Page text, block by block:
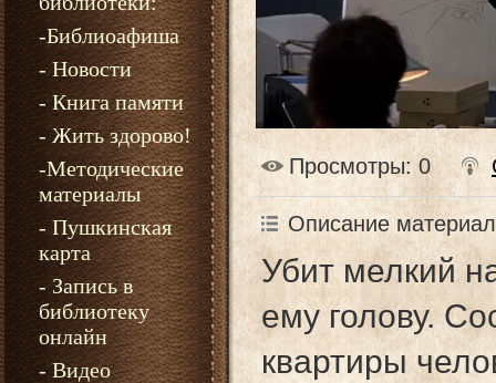
-Библиоафиша
- Новости
- Книга памяти
- Жить здорово!
-Методические
материалы
- Пушкинская
карта
- Запись в
библиотеку
онлайн
- Видео
Просмотры: 0
Описание
Убит мелкий
ему голову.
квартиры